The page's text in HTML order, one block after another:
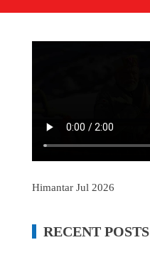
Himantar Jul 2026
RECENT POSTS